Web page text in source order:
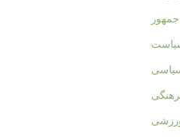
سیاست
سیاسی
ورزشی